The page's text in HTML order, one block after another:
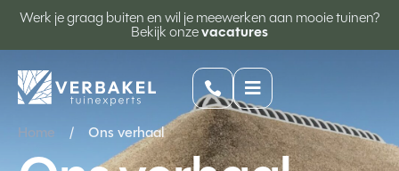
Werk je graag buiten en wil je meewerken aan mooie tuinen?
Bekijk onzevacatures
 
Home / Ons verhaal